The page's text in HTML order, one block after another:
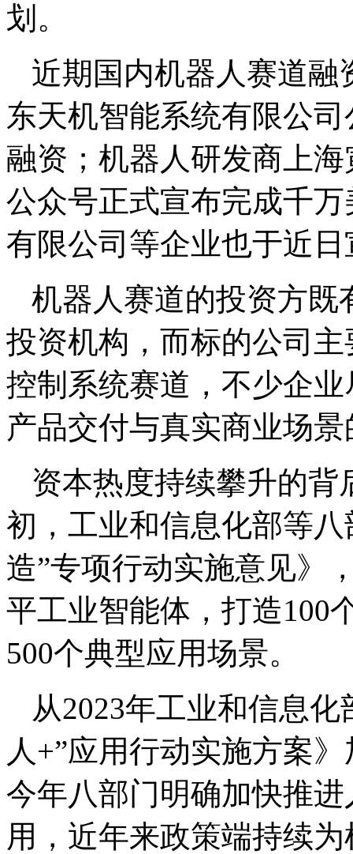
划。
近期国内机器人赛道融
东天机智能系统有限公
融资；机器人研发商上
公众号正式宣布完成千
有限公司等企业也于近
机器人赛道的投资方既
投资机构，而标的公司
控制系统赛道，不少企
产品交付与真实商业场
资本热度持续攀升的
初，工业和信息化部等
造”专项行动实施意见》
平工业智能体，打造100
500个典型应用场景。
从2023年工业和信息
人+”应用行动实施方案
今年八部门明确加快推
用，近年来政策端持续